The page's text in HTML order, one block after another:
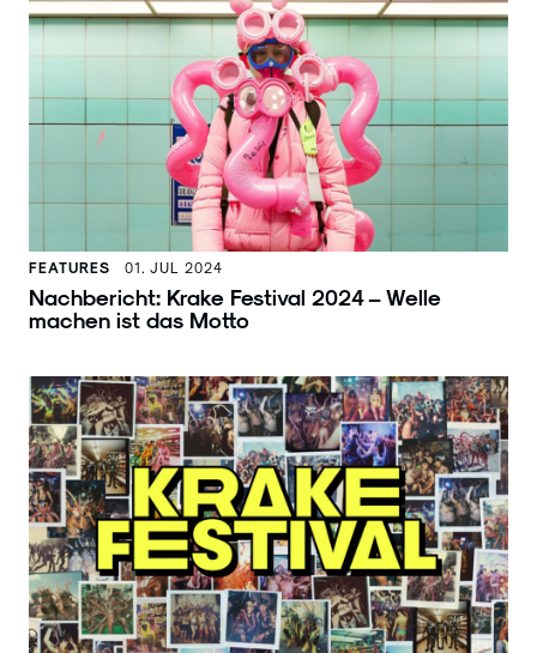
FEATURES 01. JUL 2024
Nachbericht: Krake Festival 2024 – Welle
machen ist das Motto